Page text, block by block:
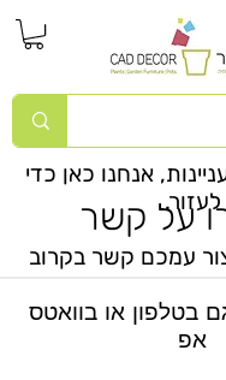
אנחנו כאן כדי
לעזור.
עמכם קשר בקרוב
בטלפון או בוואטס
אפ
על קשר